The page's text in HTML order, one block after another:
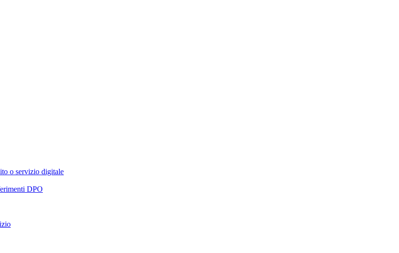
o servizio digitale
DPO